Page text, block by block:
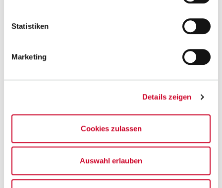
Statistiken
Marketing
Details zeigen
Cookies zulassen
Auswahl erlauben
Matthias Eckert ©